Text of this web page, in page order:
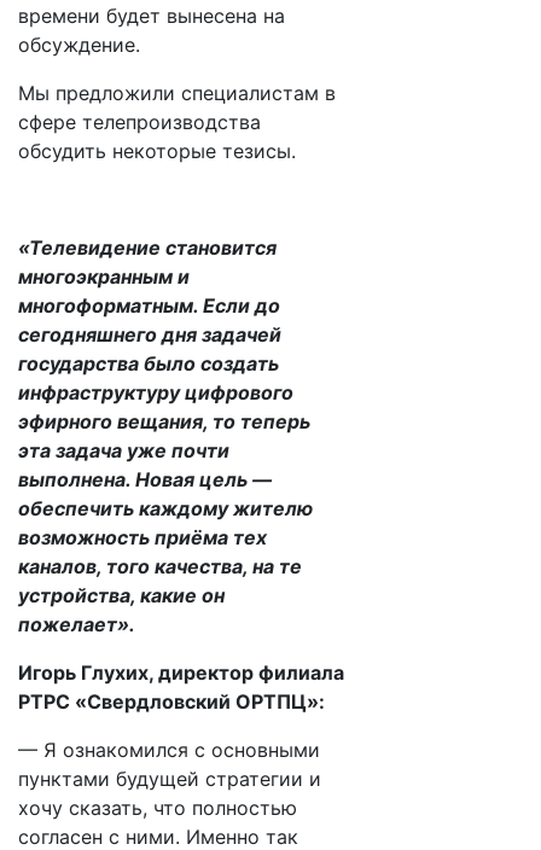
времени будет вынесена на
обсуждение.
Мы предложили специалистам в
сфере телепроизводства
обсудить некоторые тезисы.
«Телевидение становится
многоэкранным и
многоформатным. Если до
сегодняшнего дня задачей
государства было создать
инфраструктуру цифрового
эфирного вещания, то теперь
эта задача уже почти
выполнена. Новая цель —
обеспечить каждому жителю
возможность приёма тех
каналов, того качества, на те
устройства, какие он
пожелает».
Игорь Глухих, директор филиала
РТРС «Свердловский ОРТПЦ»:
— Я ознакомился с основными
пунктами будущей стратегии и
хочу сказать, что полностью
согласен с ними. Именно так